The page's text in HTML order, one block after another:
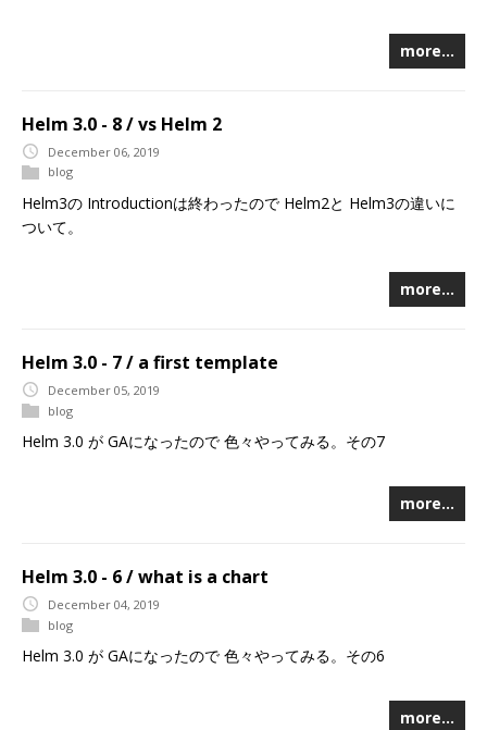
more…
Helm 3.0 - 8 / vs Helm 2
December 06, 2019
blog
Helm3の Introductionは終わったので Helm2と Helm3の違いに
ついて。
more…
Helm 3.0 - 7 / a first template
December 05, 2019
blog
Helm 3.0 が GAになったので 色々やってみる。その7
more…
Helm 3.0 - 6 / what is a chart
December 04, 2019
blog
Helm 3.0 が GAになったので 色々やってみる。その6
more…